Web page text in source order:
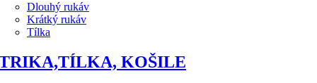
Dlouhý rukáv
Krátký rukáv
Tílka
KOŠILE